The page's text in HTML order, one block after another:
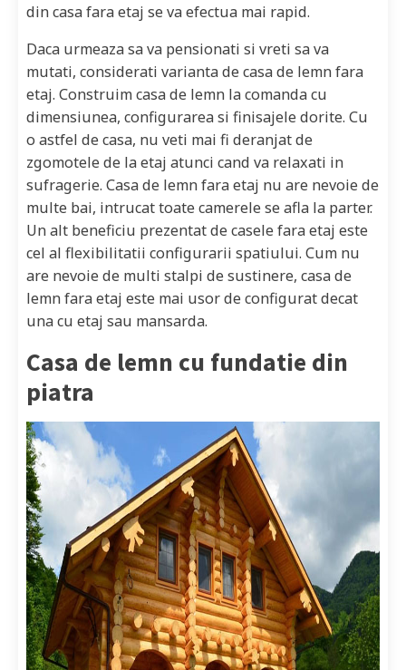
din casa fara etaj se va efectua mai rapid.
Daca urmeaza sa va pensionati si vreti sa va
mutati, considerati varianta de casa de lemn fara
etaj. Construim casa de lemn la comanda cu
dimensiunea, configurarea si finisajele dorite. Cu
o astfel de casa, nu veti mai fi deranjat de
zgomotele de la etaj atunci cand va relaxati in
sufragerie. Casa de lemn fara etaj nu are nevoie de
multe bai, intrucat toate camerele se afla la parter.
Un alt beneficiu prezentat de casele fara etaj este
cel al flexibilitatii configurarii spatiului. Cum nu
are nevoie de multi stalpi de sustinere, casa de
lemn fara etaj este mai usor de configurat decat
una cu etaj sau mansarda.
Casa de lemn cu fundatie din
piatra